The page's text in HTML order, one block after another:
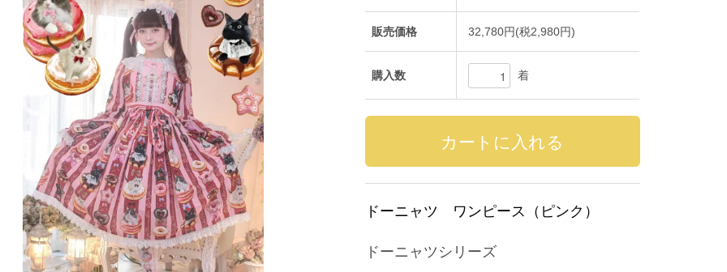
販売価格 32,780円(税2,980円)
購入数 着
ドーニャツ ワンピース（ピンク）
ドーニャツシリーズ